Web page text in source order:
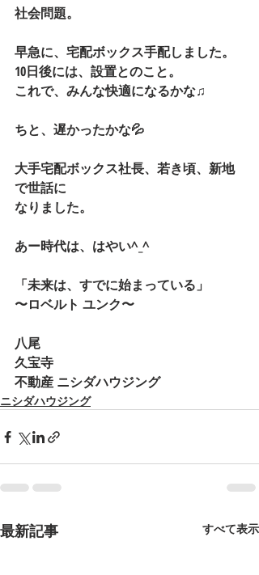
社会問題。
早急に、宅配ボックス手配しました。
10日後には、設置とのこと。
これで、みんな快適になるかな♫
ちと、遅かったかな💦
大手宅配ボックス社長、若き頃、新地
で世話に
なりました。
あー時代は、はやい^_^
「未来は、すでに始まっている」
〜ロベルト ユンク〜
八尾
久宝寺
不動産 ニシダハウジング
ニシダハウジング
最新記事 すべて表示